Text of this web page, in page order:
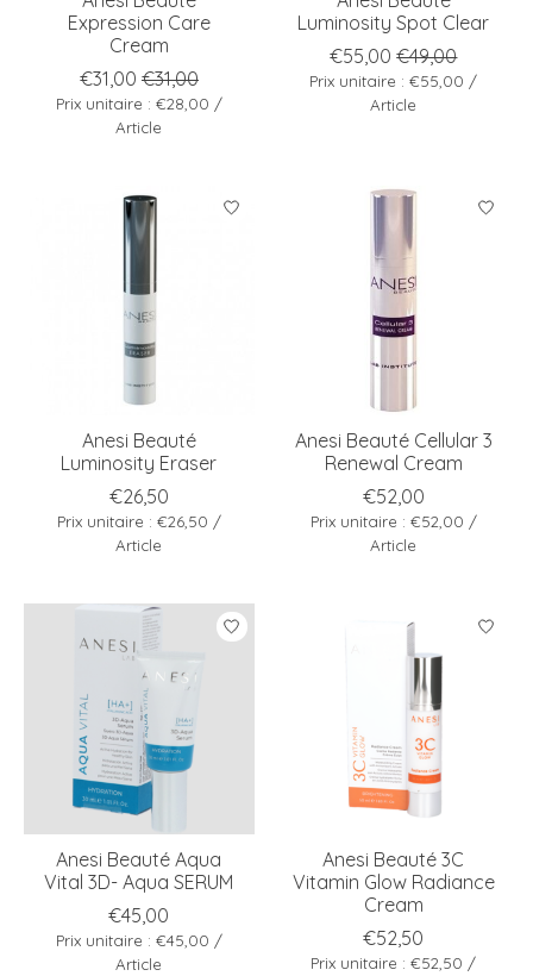
Expression Care
Cream
€31,00 €31,00
Prix unitaire : €28,00 /
Article
Luminosity Spot Clear
€55,00 €49,00
Prix unitaire : €55,00 /
Article
Anesi Beauté
Luminosity Eraser
€26,50
Prix unitaire : €26,50 /
Article
Anesi Beauté Cellular 3
Renewal Cream
€52,00
Prix unitaire : €52,00 /
Article
Anesi Beauté Aqua
Vital 3D- Aqua SERUM
€45,00
Prix unitaire : €45,00 /
Article
Anesi Beauté 3C
Vitamin Glow Radiance
Cream
€52,50
Prix unitaire : €52,50 /